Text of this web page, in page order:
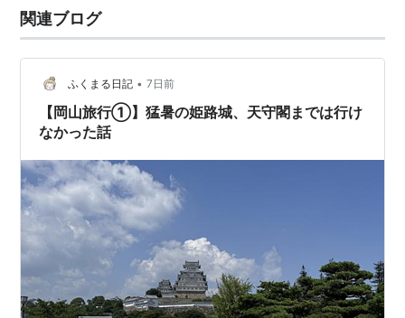
関連ブログ
ふくまる日記 • 7日前
【岡山旅行①】猛暑の姫路城、天守閣までは行け
なかった話